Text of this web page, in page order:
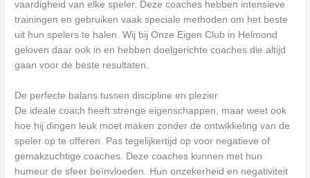
vaardigheid van elke speler. Deze coaches hebben intensieve
trainingen en gebruiken vaak speciale methoden om het beste
uit hun spelers te halen. Wij bij Onze Eigen Club in Helmond
geloven daar ook in en hebben doelgerichte coaches die altijd
gaan voor de beste resultaten.
De perfecte balans tussen discipline en plezier
De ideale coach heeft strenge eigenschappen, maar weet ook
hoe hij dingen leuk moet maken zonder de ontwikkeling van de
speler op te offeren. Pas tegelijkertijd op voor negatieve of
gemakzuchtige coaches. Deze coaches kunnen met hun
humeur de sfeer beïnvloeden. Hun onzekerheid en negativiteit